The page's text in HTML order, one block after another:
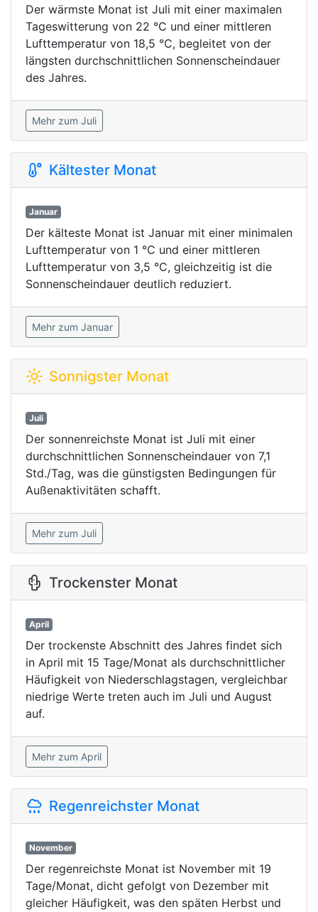
Der wärmste Monat ist Juli mit einer maximalen
Tageswitterung von 22 °C und einer mittleren
Lufttemperatur von 18,5 °C, begleitet von der
längsten durchschnittlichen Sonnenscheindauer
des Jahres.
Mehr zum Juli
Kältester Monat
Januar
Der kälteste Monat ist Januar mit einer minimalen
Lufttemperatur von 1 °C und einer mittleren
Lufttemperatur von 3,5 °C, gleichzeitig ist die
Sonnenscheindauer deutlich reduziert.
Mehr zum Januar
Sonnigster Monat
Juli
Der sonnenreichste Monat ist Juli mit einer
durchschnittlichen Sonnenscheindauer von 7,1
Std./Tag, was die günstigsten Bedingungen für
Außenaktivitäten schafft.
Mehr zum Juli
Trockenster Monat
April
Der trockenste Abschnitt des Jahres findet sich
in April mit 15 Tage/Monat als durchschnittlicher
Häufigkeit von Niederschlagstagen, vergleichbar
niedrige Werte treten auch im Juli und August
auf.
Mehr zum April
Regenreichster Monat
November
Der regenreichste Monat ist November mit 19
Tage/Monat, dicht gefolgt von Dezember mit
gleicher Häufigkeit, was den späten Herbst und